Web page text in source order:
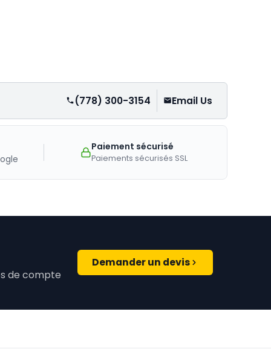
(778) 300-3154 Email Us
Paiement sécurisé
Paiements sécurisés SSL
de compte
Demander un devis